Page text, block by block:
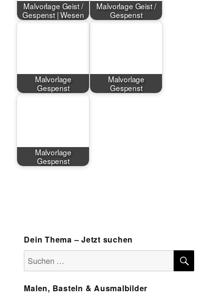
Malvorlage Geist /
Gespenst | Wesen
Malvorlage Geist /
Gespenst
Malvorlage
Gespenst
Malvorlage
Gespenst
Malvorlage
Gespenst
Dein Thema – Jetzt suchen
Suchen
nach:
Malen, Basteln & Ausmalbilder